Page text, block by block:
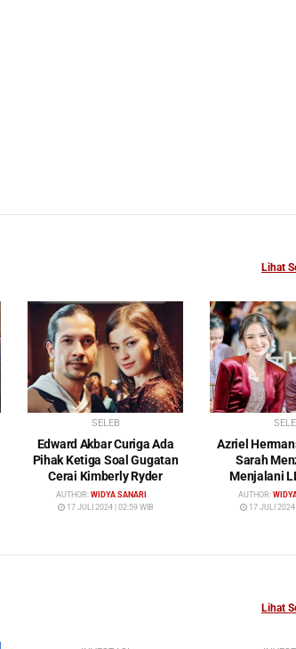
Lihat
SELEB
Edward Akbar Curiga Ada
Pihak Ketiga Soal Gugatan
Cerai Kimberly Ryder
AUTHOR: WIDYA SANARI
17 JULI 2024 | 02:59 WIB
Azriel
Sarah
Menjalani
Waktu yang
AUTHOR:
17 JULI 2024
Lihat